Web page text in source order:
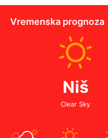
Vremenska prognoza
Niš
Clear Sky